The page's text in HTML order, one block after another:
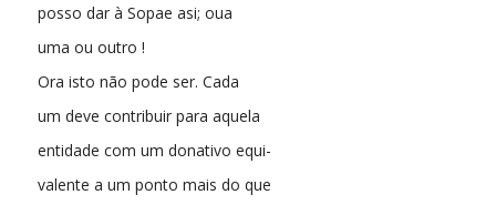
posso dar à Sopae asi; oua
uma ou outro !
Ora isto não pode ser. Cada
um deve contribuir para aquela
entidade com um donativo equi-
valente a um ponto mais do que